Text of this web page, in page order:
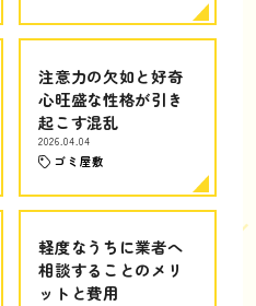
注意力の欠如と好奇
心旺盛な性格が引き
起こす混乱
2026.04.04
ゴミ屋敷
軽度なうちに業者へ
相談することのメリ
ットと費用